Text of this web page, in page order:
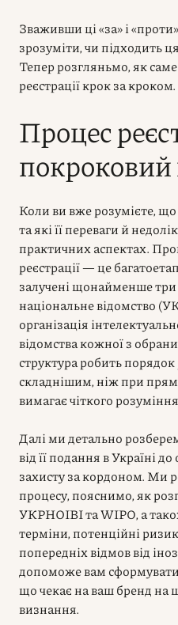
Зваживши ці «за» і
зрозуміти, чи підходить
Тепер розгляньмо, як
реєстрації крок за кроком.
Процес
покроковий
Коли ви вже розумієте,
та які її переваги й
практичних аспектах.
реєстрації — це
залучені щонайменше
національне відомство
організація
відомства кожної з
структура робить порядок
складнішим, ніж при
вимагає чіткого
Далі ми детально
від її подання в Україні
захисту за кордоном. Ми
процесу, пояснимо, як
УКРНОІВІ та WIPO, а
терміни, потенційні
попередніх відмов від
допоможе вам
що чекає на ваш бренд на
визнання.